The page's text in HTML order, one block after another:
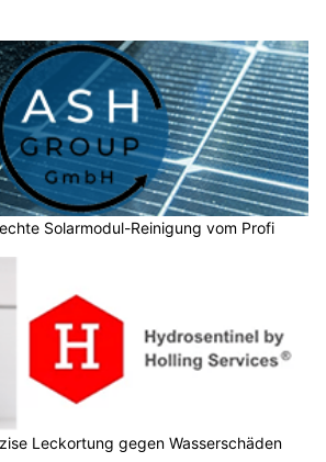
Solarmodul-Reinigung vom Profi
Leckortung gegen Wasserschäden